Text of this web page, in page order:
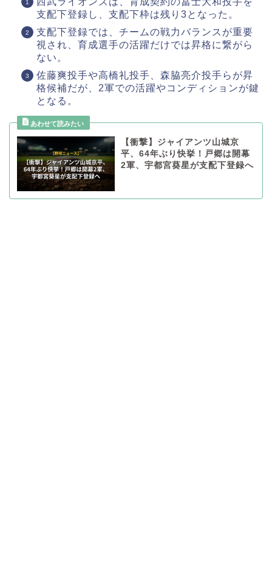
支配下登録し、支配下枠は残り3となった。
支配下登録では、チームの戦力バランスが重要
視され、育成選手の活躍だけでは昇格に繋がら
ない。
佐藤爽投手や高橋礼投手、森脇亮介投手らが昇
格候補だが、2軍での活躍やコンディションが鍵
となる。
【衝撃】ジャイアンツ山城京
平、64年ぶり快挙！戸郷は開幕
2軍、宇都宮葵星が支配下登録へ